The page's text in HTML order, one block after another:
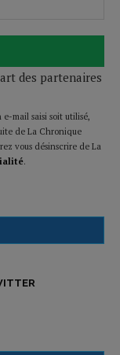
des partenaires
mail saisi soit utilisé,
de La Chronique
vous désinscrire de La
.